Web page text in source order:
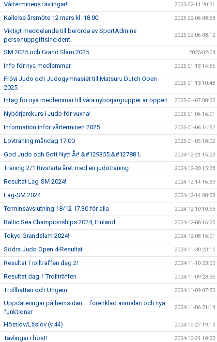
Vårterminens tävlingar! 2025-02-11 20:31
Kallelse årsmöte 12 mars kl. 18.00 2025-02-06 08:58
Viktigt meddelande till berörda av SportAdmins
personuppgiftsincident.
2025-02-06 08:12
SM 2025 och Grand Slam 2025 2025-02-04
Info för nya medlemmar 2025-01-13 14:56
Frövi Judo och Judogymnasiet till Matsuru Dutch Open
2025
2025-01-13 10:48
Intag för nya medlemmar till våra nybörjargrupper är öppen 2025-01-07 08:35
Nybörjarekurs i Judo för vuxna! 2025-01-06 16:01
Information inför vårterminen 2025 2025-01-06 14:52
Lovträning måndag 17.00 2025-01-05 18:02
God Judo och Gott Nytt År! &#129355;&#127881; 2024-12-21 15:23
Träning 2/1 Rivstarta året med en judoträning 2024-12-20 15:38
Resultat Lag-SM 2024! 2024-12-14 16:59
Lag-SM 2024 2024-12-14 08:58
Terminsavslutning 18/12 17.30 för alla 2024-12-10 10:53
Baltic Sea Championships 2024, Finland 2024-12-08 16:20
Tokyo Grandslam 2024! 2024-12-08 16:01
Södra Judo Open 4-Resultat 2024-11-30 23:10
Resultat Trollträffen dag 2! 2024-11-10 23:00
Resultat dag 1 Trollträffen 2024-11-09 23:36
Trollhättan och Ungern 2024-11-09 07:53
Uppdateringar på hemsidan – förenklad anmälan och nya
funktioner
2024-11-06 21:14
Höstlov/Läslov (v.44) 2024-10-27 19:13
Tävlingar i höst! 2024-10-21 10:23